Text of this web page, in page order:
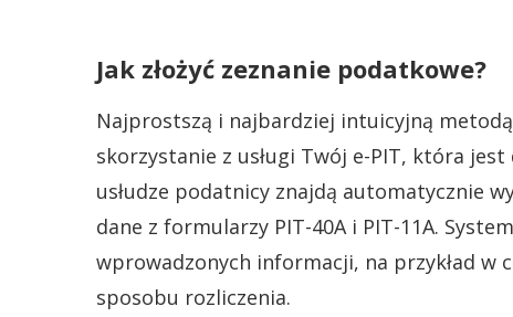
Jak złożyć zeznanie podatkowe?
Najprostszą i najbardziej intuicyjną
skorzystanie z usługi Twój e-PIT, która
usłudze podatnicy znajdą automatycznie
dane z formularzy PIT-40A i PIT-11A.
wprowadzonych informacji, na przykład w
sposobu rozliczenia.